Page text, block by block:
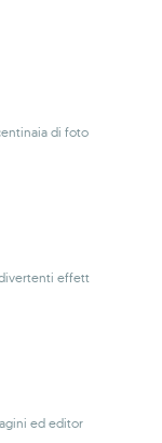
di foto
effett
ed editor